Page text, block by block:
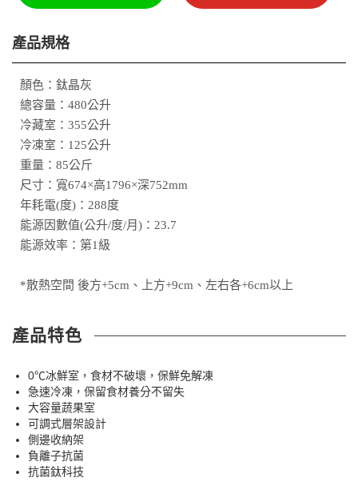
產品規格
顏色：鈦晶灰
總容量：480公升
冷藏室：355公升
冷凍室：125公升
重量：85公斤
尺寸：寬674×高1796×深752mm
年耗電(度)：288度
能源因數值(公升/度/月)：23.7
能源效率：第1級
*散熱空間 後方+5cm、上方+9cm、左右各+6cm以上
產品特色
0℃冰鮮室，食材不破壞，保鮮免解凍
急速冷凍，保留食材養分不留失
大容量蔬果室
可調式層架設計
側邊收納架
負離子抗菌
抗菌鈦科技